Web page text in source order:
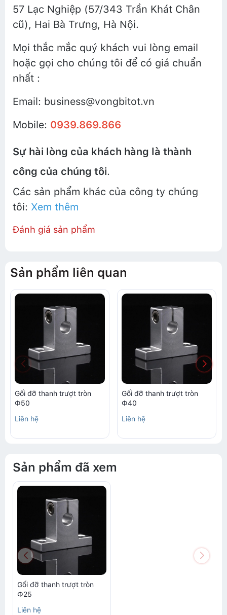
57 Lạc Nghiệp (57/343 Trần Khát Chân
cũ), Hai Bà Trưng, Hà Nội.
Mọi thắc mắc quý khách vui lòng email
hoặc gọi cho chúng tôi để có giá chuẩn
nhất :
Email: business@vongbitot.vn
Mobile: 0939.869.866
Sự hài lòng của khách hàng là thành
công của chúng tôi.
Các sản phẩm khác của công ty chúng
tôi: Xem thêm
Đánh giá sản phẩm
Sản phẩm liên quan
Gối đỡ thanh trượt tròn
Ф50
Liên hệ
Gối đỡ thanh trượt tròn
Ф40
Liên hệ
Sản phẩm đã xem
Gối đỡ thanh trượt tròn
Ф25
Liên hệ